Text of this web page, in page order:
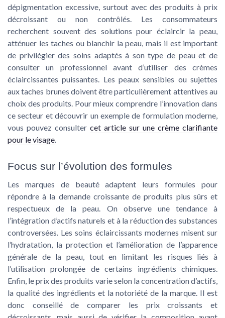
dépigmentation excessive, surtout avec des produits à prix
décroissant ou non contrôlés. Les consommateurs
recherchent souvent des solutions pour éclaircir la peau,
atténuer les taches ou blanchir la peau, mais il est important
de privilégier des soins adaptés à son type de peau et de
consulter un professionnel avant d’utiliser des crèmes
éclaircissantes puissantes. Les peaux sensibles ou sujettes
aux taches brunes doivent être particulièrement attentives au
choix des produits. Pour mieux comprendre l’innovation dans
ce secteur et découvrir un exemple de formulation moderne,
vous pouvez consulter cet article sur une crème clarifiante
pour le visage
Focus sur l’évolution des formules
Les marques de beauté adaptent leurs formules pour
répondre à la demande croissante de produits plus sûrs et
respectueux de la peau. On observe une tendance à
l’intégration d’actifs naturels et à la réduction des substances
controversées. Les soins éclaircissants modernes misent sur
l’hydratation, la protection et l’amélioration de l’apparence
générale de la peau, tout en limitant les risques liés à
l’utilisation prolongée de certains ingrédients chimiques.
Enfin, le prix des produits varie selon la concentration d’actifs,
la qualité des ingrédients et la notoriété de la marque. Il est
donc conseillé de comparer les prix croissants et